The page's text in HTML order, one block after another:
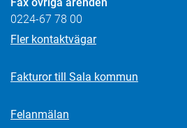
0224-67 78 00
Fler kontaktvägar
Fakturor till Sala kommun
Felanmälan